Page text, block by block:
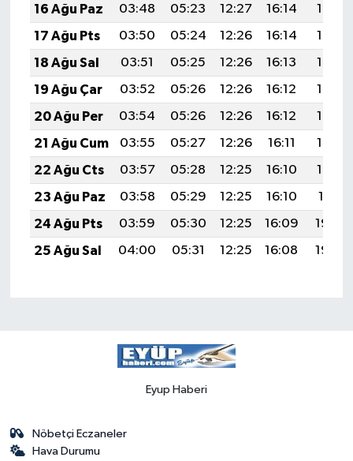
16 Ağu Paz
03:48 05:23 12:27 16:14
19:21
17 Ağu Pts
03:50 05:24 12:26 16:14
19:19
18 Ağu Sal
03:51 05:25 12:26 16:13
19:18
19 Ağu Çar
03:52 05:26 12:26 16:12
19:17
20 Ağu Per
03:54 05:26 12:26 16:12
19:15
21 Ağu Cum
03:55 05:27 12:26 16:11
19:14
22 Ağu Cts
03:57 05:28 12:25 16:10
19:12
23 Ağu Paz
03:58 05:29 12:25 16:10
19:11
24 Ağu Pts
03:59 05:30 12:25 16:09
19:09
25 Ağu Sal
04:00 05:31 12:25 16:08 19:08
Eyup Haberi
Nöbetçi Eczaneler
Hava Durumu